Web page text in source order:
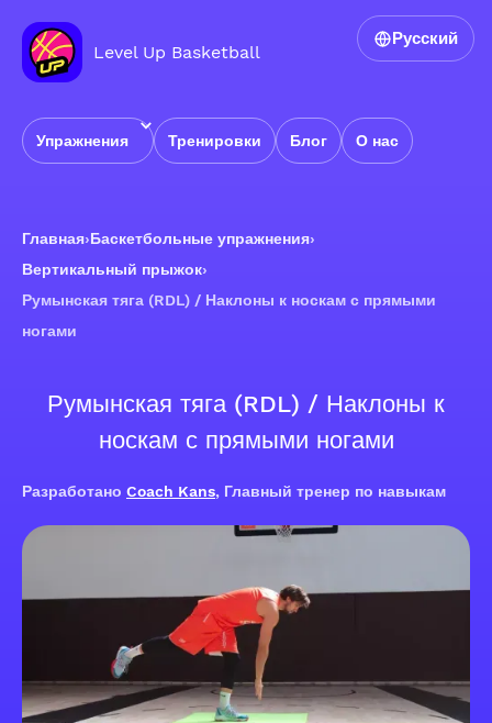
Level Up Basketball
Упражнения Тренировки Блог О нас
Русский
Главная›Баскетбольные упражнения›
Вертикальный прыжок›
Румынская тяга (RDL) / Наклоны к носкам с прямыми
ногами
Румынская тяга (RDL) / Наклоны к
носкам с прямыми ногами
Разработано Coach Kans, Главный тренер по навыкам